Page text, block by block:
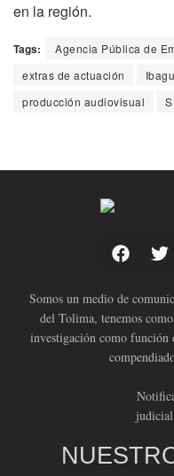
en la región.
Tags: Agencia Pública de
extras de actuación
producción audiovisual
Somos un medio de
del Tolima, tenemos
investigación como